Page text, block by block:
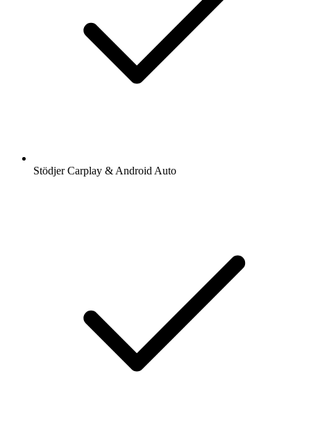
Stödjer Carplay & Android Auto